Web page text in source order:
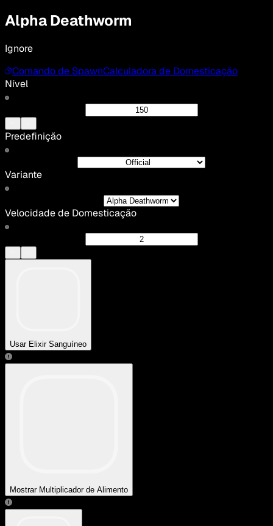
Alpha Deathworm
Ignore
Comando de SpawnCalculadora de Domesticação
Nível
Predefinição
Variante
Velocidade de Domesticação
Usar Elixir Sanguíneo
Mostrar Multiplicador de Alimento